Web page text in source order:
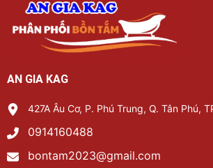
AN GIA KAG
427A Âu Cơ, P. Phú Trung, Q. Tân Phú,
0914160488
bontam2023@gmail.com